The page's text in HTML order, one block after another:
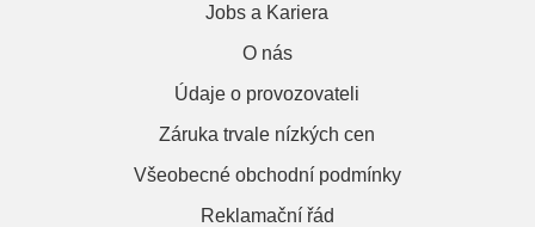
Jobs a Kariera
O nás
Údaje o provozovateli
Záruka trvale nízkých cen
Všeobecné obchodní podmínky
Reklamační řád